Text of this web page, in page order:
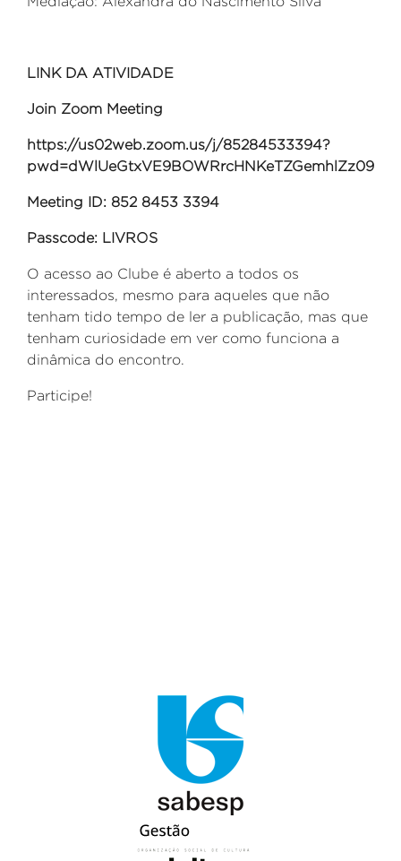
LINK DA ATIVIDADE
Join Zoom Meeting
https://us02web.zoom.us/j/85284533394?
pwd=dWlUeGtxVE9BOWRrcHNKeTZGemhlZz09
Meeting ID: 852 8453 3394
Passcode: LIVROS
O acesso ao Clube é aberto a todos os
interessados, mesmo para aqueles que não
tenham tido tempo de ler a publicação, mas que
tenham curiosidade em ver como funciona a
dinâmica do encontro.
Participe!